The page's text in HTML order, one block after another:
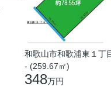
和歌山市和歌浦東１丁
- (259.67㎡)
348万円